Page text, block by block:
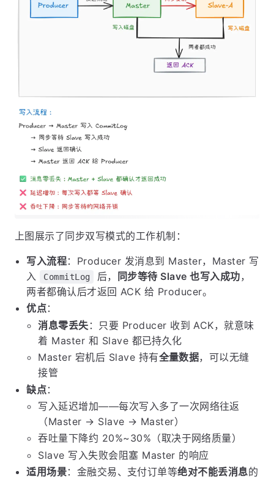
上图展示了同步双写模式的工作机制：
写入流程：Producer 发消息到 Master，Master 写
入
CommitLog 后， 同步等待 Slave 也写入成功，
两者都确认后才返回 ACK 给 Producer。
优点：
消息零丢失 ：只要 Producer 收到 ACK，就意味
着 Master 和 Slave 都已持久化
Master 宕机后 Slave 持有全量数据，可以无缝
接管
缺点：
写入延迟增加——每次写入多了一次网络往返
（Master → Slave → Master）
吞吐量下降约 20%~30%（取决于网络质量）
Slave 写入失败会阻塞 Master 的响应
适用场景：金融交易、支付订单等绝对不能丢消息的